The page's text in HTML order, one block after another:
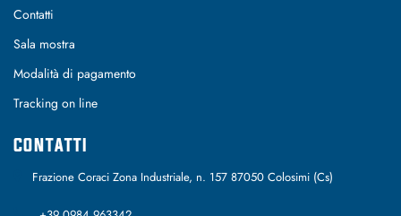
Contatti
Sala mostra
Modalità di pagamento
Tracking on line
CONTATTI
Frazione Coraci Zona Industriale, n. 157 87050 Colosimi (Cs)